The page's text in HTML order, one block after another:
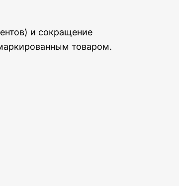
и сокращение
товаром.